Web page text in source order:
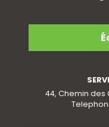
44, Chemin des